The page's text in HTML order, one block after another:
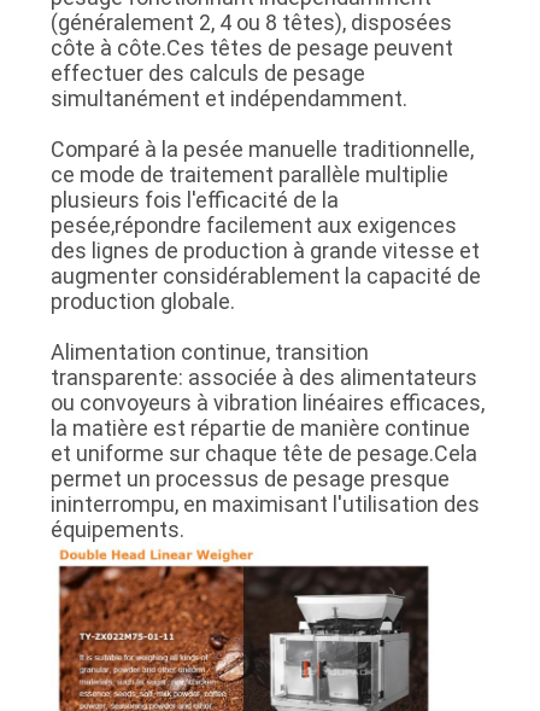
(généralement 2, 4 ou 8 têtes), disposées
côte à côte.Ces têtes de pesage peuvent
effectuer des calculs de pesage
simultanément et indépendamment.
Comparé à la pesée manuelle traditionnelle,
ce mode de traitement parallèle multiplie
plusieurs fois l'efficacité de la
pesée,répondre facilement aux exigences
des lignes de production à grande vitesse et
augmenter considérablement la capacité de
production globale.
Alimentation continue, transition
transparente: associée à des alimentateurs
ou convoyeurs à vibration linéaires efficaces,
la matière est répartie de manière continue
et uniforme sur chaque tête de pesage.Cela
permet un processus de pesage presque
ininterrompu, en maximisant l'utilisation des
équipements.